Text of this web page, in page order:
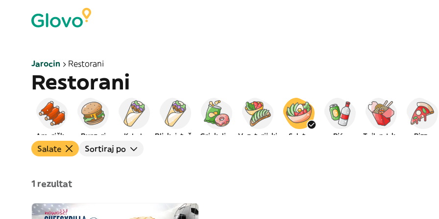
Jarocin Restorani
Restorani
Američka Burgeri Kebab Grickalice Vegetarijski Salate Piće Tajlandska Pizza
Salate Sortiraj po
1 rezultat